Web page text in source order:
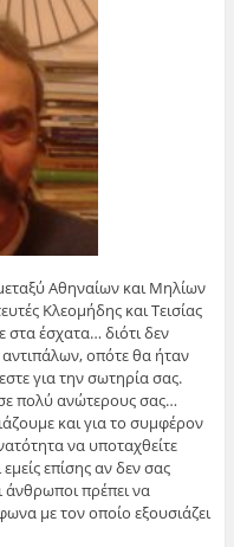
Αθηναίων και Μηλίων
Κλεομήδης και Τεισίας
στα έσχατα… διότι δεν
αντιπάλων, οπότε θα ήταν
για την σωτηρία σας.
πολύ ανώτερους σας…
και για το συμφέρον
να υποταχθείτε
επίσης αν δεν σας
πρέπει να
με τον οποίο εξουσιάζει